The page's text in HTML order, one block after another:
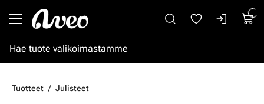
Tuotteet Julisteet